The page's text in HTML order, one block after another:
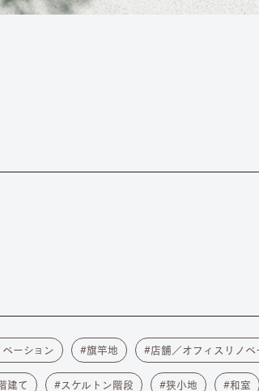
ーション 旗竿地 店舗／オフィスリノベ
建て スケルトン階段 狭小地 和室